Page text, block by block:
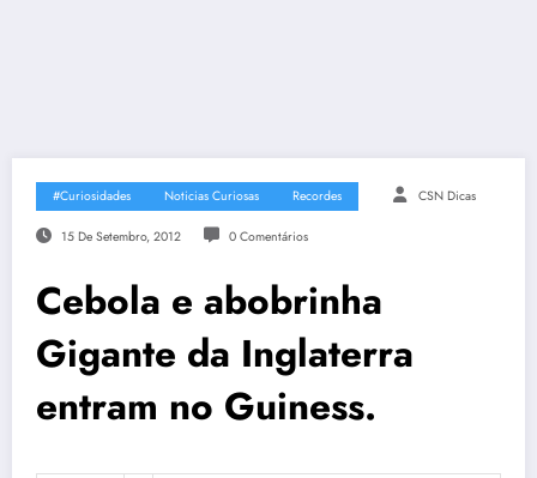
#Curiosidades Noticias Curiosas Recordes CSN Dicas
15 De Setembro, 2012 0 Comentários
Cebola e abobrinha
Gigante da Inglaterra
entram no Guiness.